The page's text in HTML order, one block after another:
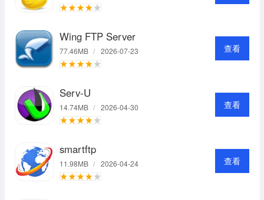
Wing FTP Server
77.46MB / 2026-07-23 查看
Serv-U
14.74MB / 2026-04-30 查看
smartftp
11.98MB / 2026-04-24 查看